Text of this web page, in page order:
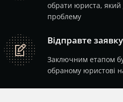
обрати юриста,
проблему
note
Відправте заявку
Заключним етапом
обраному юристові